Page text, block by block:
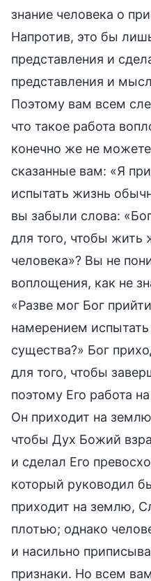
знание человека о
Напротив, это бы
представления и
представления и
Поэтому вам всем
что такое работа
конечно же не
сказанные вам: «Я
испытать жизнь
вы забыли слова:
для того, чтобы жить
человека»? Вы не
воплощения, как не
«Разве мог Бог
намерением
существа?» Бог
для того, чтобы
поэтому Его работа
Он приходит на
чтобы Дух Божий
и сделал Его
который руководил
приходит на землю,
плотью; однако
и насильно
признаки. Но всем